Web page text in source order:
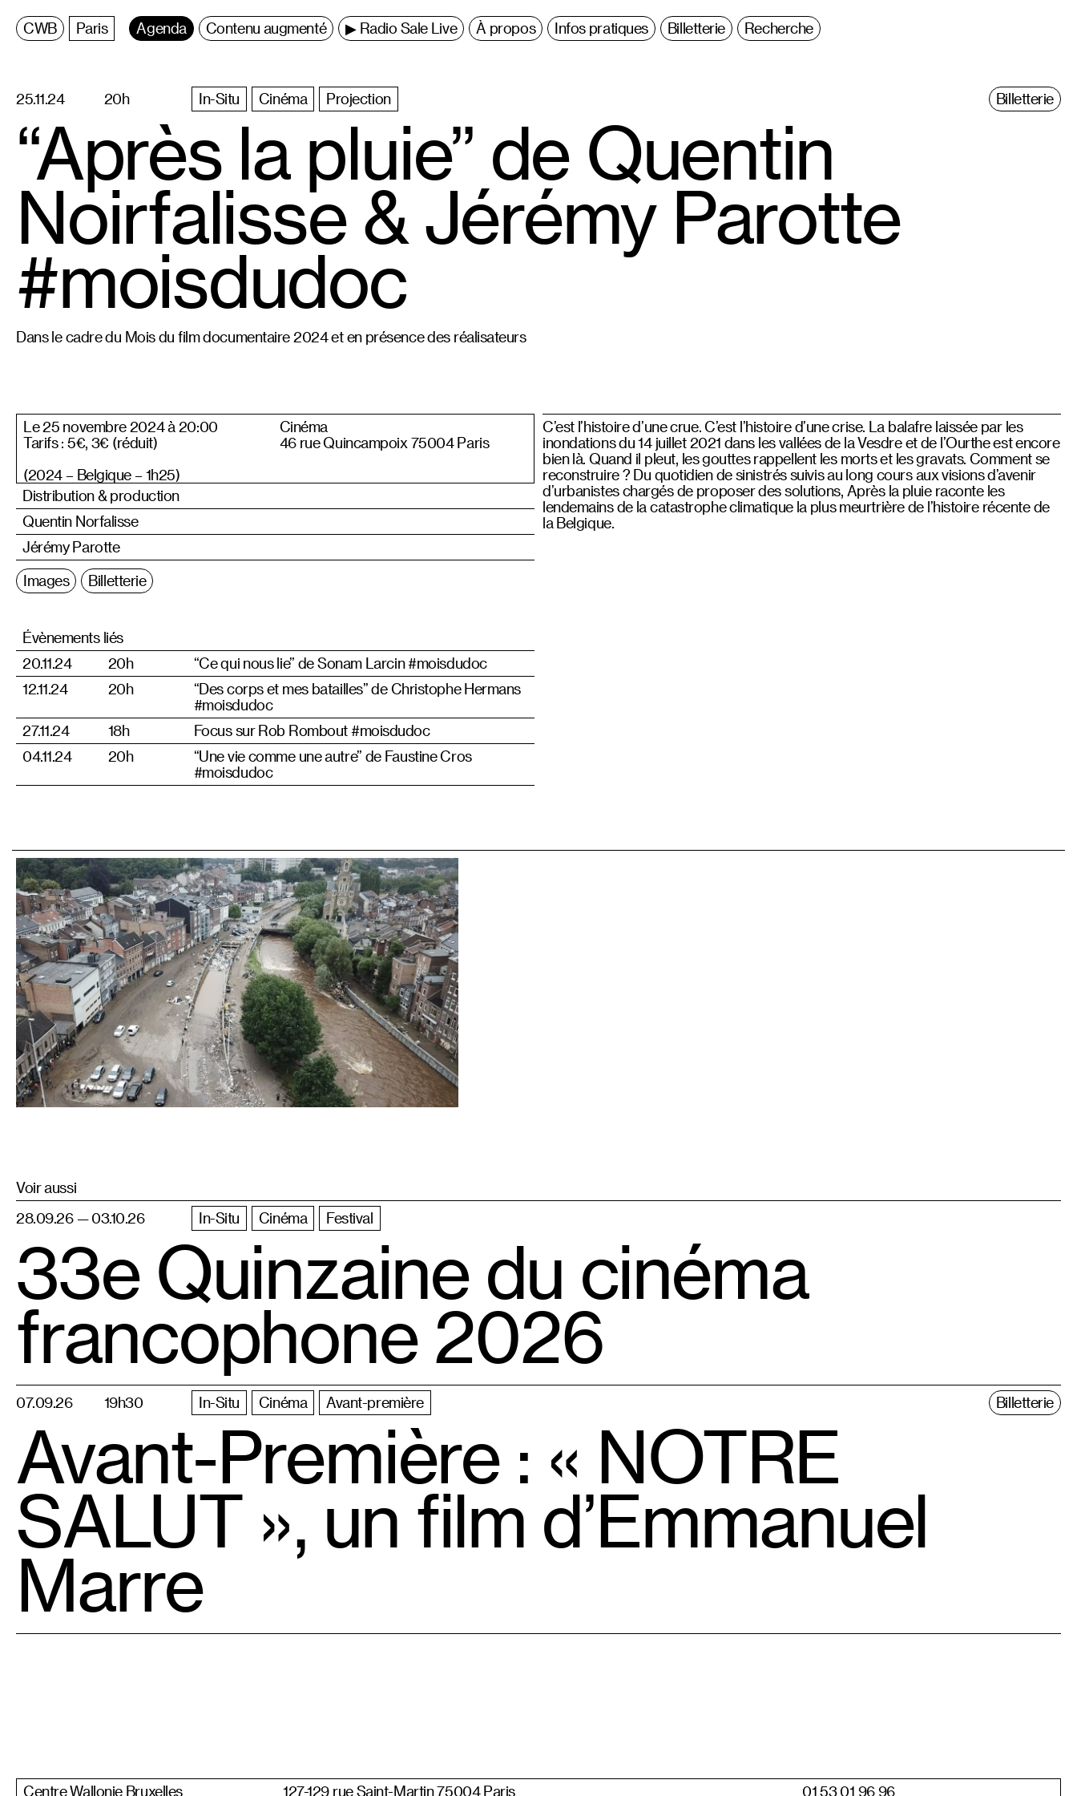
Centre
Wallonie
Bruxelles
Paris Agenda Contenu augmenté ▶ Radio Sale Live À propos Infos pratiques Billetterie Recherche
25.11.24 20h In-Situ Cinéma Projection Billetterie
“Après la pluie” de Quentin
Noirfalisse & Jérémy Parotte
#moisdudoc
Dans le cadre du Mois du film documentaire 2024 et en présence des réalisateurs
Le 25 novembre 2024 à 20:00
Tarifs : 5€, 3€ (réduit)
Cinéma
46 rue Quincampoix 75004 Paris
(2024 – Belgique – 1h25)
Distribution & production
Quentin Norfalisse
Jérémy Parotte
Images
Billetterie
Évènements liés
20.11.24
20h
“Ce qui nous lie” de Sonam Larcin #moisdudoc
12.11.24
20h
“Des corps et mes batailles” de Christophe Hermans
#moisdudoc
27.11.24
18h
Focus sur Rob Rombout #moisdudoc
04.11.24
20h
“Une vie comme une autre” de Faustine Cros
#moisdudoc
C’est l’histoire d’une crue. C’est l’histoire d’une crise. La balafre laissée par les
inondations du 14 juillet 2021 dans les vallées de la Vesdre et de l’Ourthe est encore
bien là. Quand il pleut, les gouttes rappellent les morts et les gravats. Comment se
reconstruire ? Du quotidien de sinistrés suivis au long cours aux visions d’avenir
d’urbanistes chargés de proposer des solutions, Après la pluie raconte les
lendemains de la catastrophe climatique la plus meurtrière de l’histoire récente de
la Belgique.
Voir aussi
28.09.26 — 03.10.26
In-Situ Cinéma Festival
33e Quinzaine du cinéma
francophone 2026
07.09.26 19h30 In-Situ Cinéma Avant-première Billetterie
Avant-Première : « NOTRE
SALUT », un film d’Emmanuel
Marre
Centre Wallonie Bruxelles 127-129 rue Saint-Martin 75004 Paris 01 53 01 96 96